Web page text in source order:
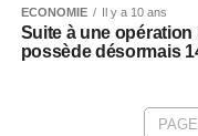
ECONOMIE Il y a 10 ans
Suite à une
possède désormais